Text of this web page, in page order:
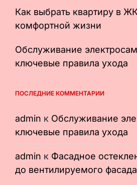
Как выбрать квартиру в
комфортной жизни
Обслуживание
ключевые правила ухода
ПОСЛЕДНИЕ КОММЕНТАРИИ
admin к Обслуживание
ключевые правила ухода
admin к Фасадное
до вентилируемого фасада